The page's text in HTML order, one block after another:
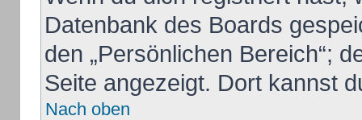
Datenbank des Boards
den „Persönlichen Bereich“;
Seite angezeigt. Dort kannst
Nach oben